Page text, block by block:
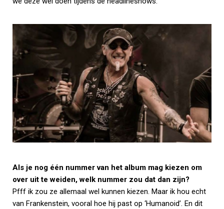
Als je nog één nummer van het album mag kiezen om
over uit te weiden, welk nummer zou dat dan zijn?
Pfff ik zou ze allemaal wel kunnen kiezen. Maar ik hou echt
van Frankenstein, vooral hoe hij past op ‘Humanoid’. En dit